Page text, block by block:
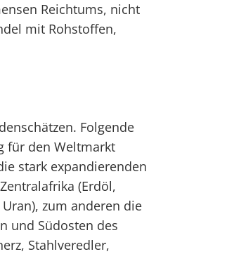
Reichtums, nicht
mit Rohstoffen,
Folgende
für den Weltmarkt
stark expandierenden
(Erdöl,
zum anderen die
und Südosten des
Stahlveredler,